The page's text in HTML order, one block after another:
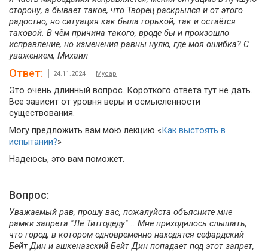
сторону, а бывает такое, что Творец раскрылся и от этого
радостно, но ситуация как была горькой, так и остаётся
таковой. В чём причина такого, вроде бы и произошло
исправление, но изменения равны нулю, где моя ошибка? С
уважением, Михаил
Ответ: 24.11.2024 | Мусар
Это очень длинный вопрос. Короткого ответа тут не дать.
Все зависит от уровня веры и осмысленности
существования.
Могу предложить вам мою лекцию « Как выстоять в
испытании?»
Надеюсь, это вам поможет.
Вопрос:
Уважаемый рав, прошу вас, пожалуйста объясните мне
рамки запрета "Лё Титгодеду"... Мне приходилось слышать,
что город, в котором одновременно находятся сефардский
Бейт Дин и ашкеназский Бейт Дин попадает под этот запрет,